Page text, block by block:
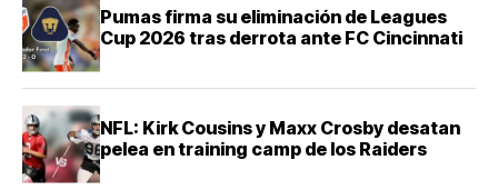
Pumas firma su eliminación de Leagues
Cup 2026 tras derrota ante FC Cincinnati
NFL: Kirk Cousins y Maxx Crosby desatan
pelea en training camp de los Raiders